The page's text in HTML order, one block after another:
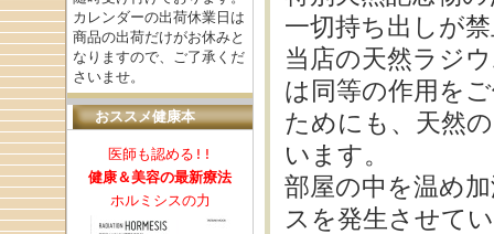
カレンダーの出荷休業日は
商品の出荷だけがお休みと
なりますので、ご了承くだ
さいませ。
おススメ健康本
医師も認める!!
健康＆美容の最新療法
ホルミシスの力
一切持ち出しが
当店の天然ラジ
は同等の作用を
ためにも、天然
います。
部屋の中を温め
スを発生させて